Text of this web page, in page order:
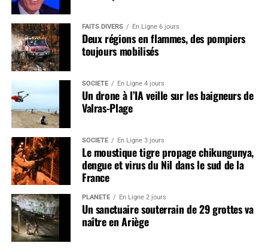
FAITS DIVERS En Ligne 6 jours
Deux régions en flammes, des pompiers
toujours mobilisés
SOCIÉTÉ En Ligne 4 jours
Un drone à l’IA veille sur les baigneurs de
Valras-Plage
SOCIÉTÉ En Ligne 3 jours
Le moustique tigre propage chikungunya,
dengue et virus du Nil dans le sud de la
France
PLANÈTE En Ligne 2 jours
Un sanctuaire souterrain de 29 grottes va
naître en Ariège